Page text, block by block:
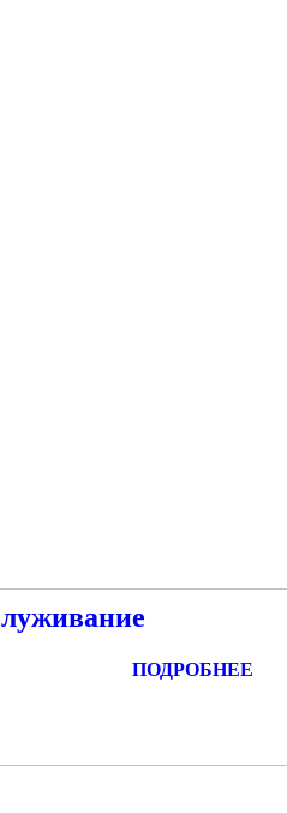
ПОДРОБНЕЕ